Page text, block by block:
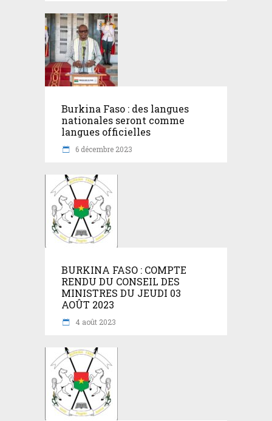
Burkina Faso : des langues
nationales seront comme
langues officielles
6 décembre 2023
BURKINA FASO : COMPTE
RENDU DU CONSEIL DES
MINISTRES DU JEUDI 03
AOÛT 2023
4 août 2023